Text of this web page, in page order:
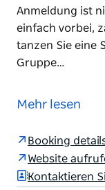
Anmeldung ist
einfach vorbei,
tanzen Sie eine
Gruppe…
Lycra“-
Lycra“ sind frei
beleuchtet, es
Anmeldung ist
Mehr lesen
Booking
Website
Kontaktieren